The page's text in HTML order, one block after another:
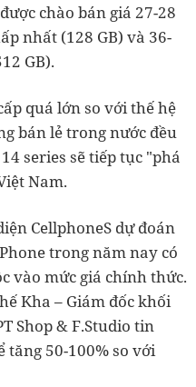
chào bán giá 27-28
nhất (128 GB) và 36-
GB).
quá lớn so với thế hệ
bán lẻ trong nước đều
series sẽ tiếp tục "phá
Nam.
CellphoneS dự đoán
trong năm nay có
vào mức giá chính thức.
Kha – Giám đốc khối
Shop & F.Studio tin
tăng 50-100% so với